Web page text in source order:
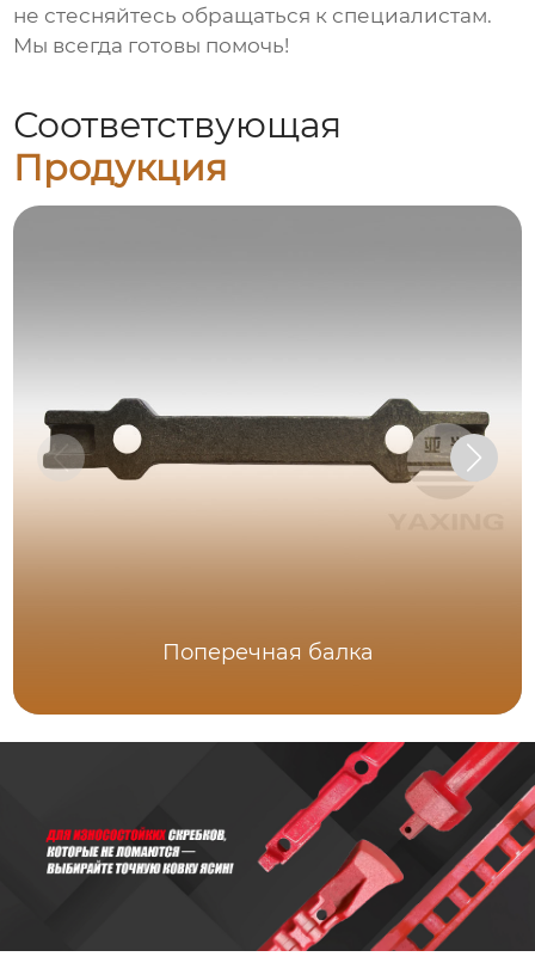
не стесняйтесь обращаться к специалистам.
Мы всегда готовы помочь!
Соответствующая
Продукция
Поперечная балка